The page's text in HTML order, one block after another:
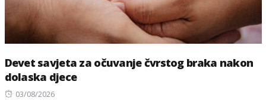
Devet savjeta za očuvanje čvrstog braka nakon
dolaska djece
Posted
03/08/2026